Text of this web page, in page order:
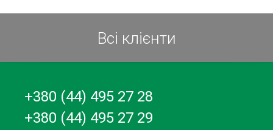
Всі клієнти
+380 (44) 495 27 28
+380 (44) 495 27 29